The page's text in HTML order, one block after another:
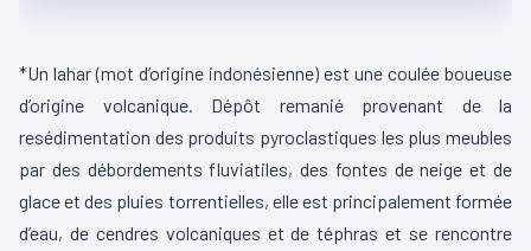
*Un lahar (mot d’origine indonésienne) est une coulée boueuse
d’origine volcanique. Dépôt remanié provenant de la
resédimentation des produits pyroclastiques les plus meubles
par des débordements fluviatiles, des fontes de neige et de
glace et des pluies torrentielles, elle est principalement formée
d’eau, de cendres volcaniques et de téphras et se rencontre